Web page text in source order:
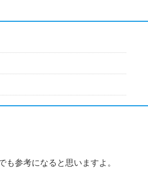
参考になると思いますよ。